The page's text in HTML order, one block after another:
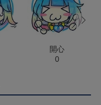
開心
0
next